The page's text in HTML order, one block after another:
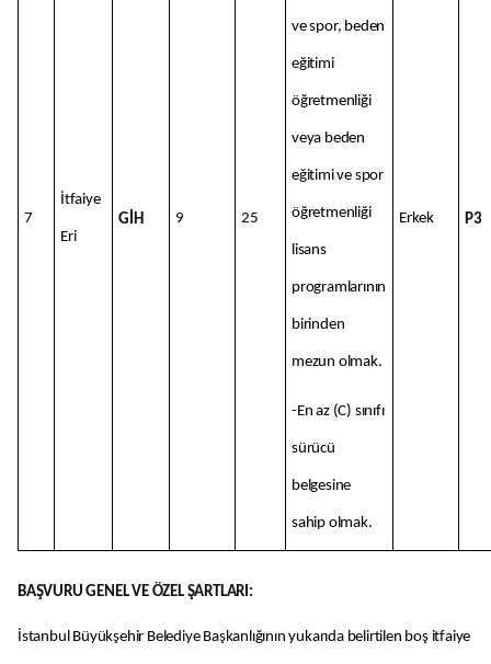
7
İtfaiye
Eri
GİH 9 25
ve spor, beden
eğitimi
öğretmenliği
veya beden
eğitimi ve spor
öğretmenliği
lisans
programlarının
birinden
mezun olmak.
-En az (C) sınıfı
sürücü
belgesine
sahip olmak.
Erkek P3
BAŞVURU GENEL VE ÖZEL ŞARTLARI:
İstanbul Büyükşehir Belediye Başkanlığının yukarıda belirtilen boş itfaiye